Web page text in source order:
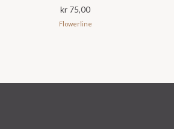
kr 75,00
Flowerline